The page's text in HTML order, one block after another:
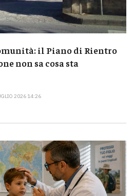
il Piano di Rientro
non sa cosa sta
2026 14:26